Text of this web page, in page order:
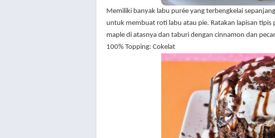
Memiliki banyak labu purée yang terbengkelai
untuk membuat roti labu atau pie. Ratakan lapisan
maple di atasnya dan taburi dengan cinnamon dan
100% Topping: Cokelat